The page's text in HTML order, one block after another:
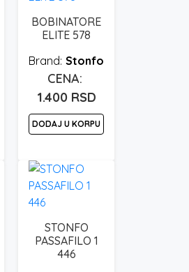
BOBINATORE
ELITE 578
Stonfo
1.400 RSD
DODAJ U KORPU
STONFO
PASSAFILO 1
446